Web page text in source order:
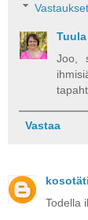
Vastaukset
Joo,
Vastaa
kosotäti
Todella